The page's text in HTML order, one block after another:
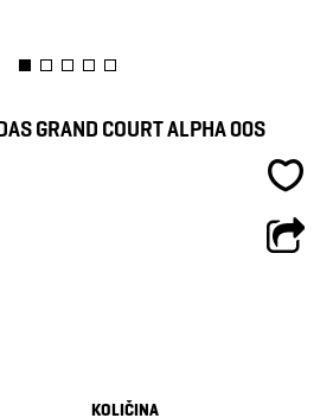
GRAND COURT ALPHA 00S
KOLIČINA